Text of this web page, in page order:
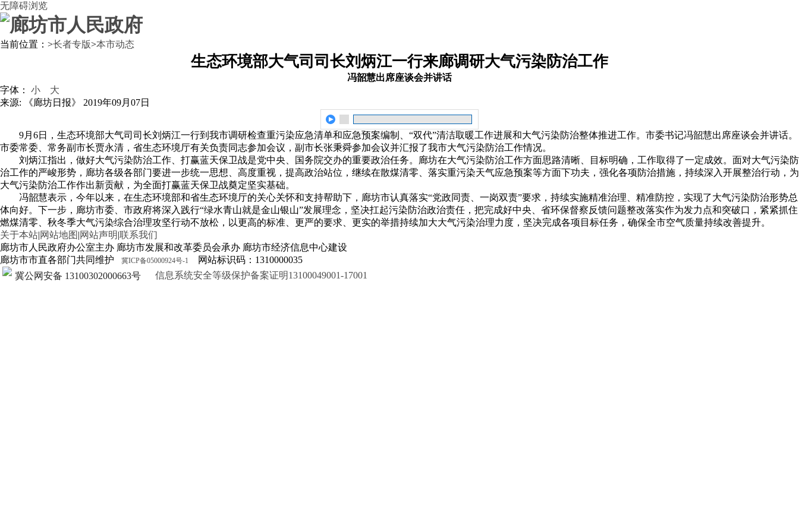
无障碍浏览
当前位置： >长者专版>本市动态
生态环境部大气司司长刘炳江一行来廊调研大气污染防治工作
冯韶慧出席座谈会并讲话
字体： 小
大
来源: 《廊坊日报》
2019年09月07日
9月6日，生态环境部大气司司长刘炳江一行到我市调研检查重污染应急清单和应急预案编制、“双代”清洁取暖工作进展和大气污染防治整体推进工作。市委书记冯韶慧出席座谈会并讲话。
市委常委、常务副市长贾永清，省生态环境厅有关负责同志参加会议，副市长张秉舜参加会议并汇报了我市大气污染防治工作情况。
刘炳江指出，做好大气污染防治工作、打赢蓝天保卫战是党中央、国务院交办的重要政治任务。廊坊在大气污染防治工作方面思路清晰、目标明确，工作取得了一定成效。面对大气污染防
治工作的严峻形势，廊坊各级各部门要进一步统一思想、高度重视，提高政治站位，继续在散煤清零、落实重污染天气应急预案等方面下功夫，强化各项防治措施，持续深入开展整治行动，为
大气污染防治工作作出新贡献，为全面打赢蓝天保卫战奠定坚实基础。
冯韶慧表示，今年以来，在生态环境部和省生态环境厅的关心关怀和支持帮助下，廊坊市认真落实“党政同责、一岗双责”要求，持续实施精准治理、精准防控，实现了大气污染防治形势总
体向好。下一步，廊坊市委、市政府将深入践行“绿水青山就是金山银山”发展理念，坚决扛起污染防治政治责任，把完成好中央、省环保督察反馈问题整改落实作为发力点和突破口，紧紧抓住
燃煤清零、秋冬季大气污染综合治理攻坚行动不放松，以更高的标准、更严的要求、更实的举措持续加大大气污染治理力度，坚决完成各项目标任务，确保全市空气质量持续改善提升。
关于本站|网站地图 |网站声明|联系我们
廊坊市人民政府办公室主办 廊坊市发展和改革委员会承办 廊坊市经济信息中心建设
廊坊市市直各部门共同维护
冀ICP备05000924号-1
网站标识码：1310000035
冀公网安备 13100302000663号
信息系统安全等级保护备案证明13100049001-17001